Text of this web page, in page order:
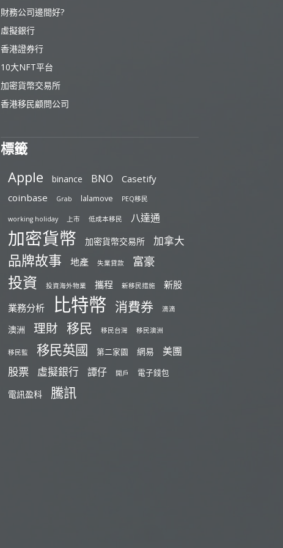
財務公司邊間好?
虛擬銀行
香港證券行
10大NFT平台
加密貨幣交易所
香港移民顧問公司
標籤
Apple binance BNO
Casetify
coinbase
Grab lalamove PEQ移民
working holiday 上市 低成本移民 八達通
加密貨幣 加密貨幣交易所 加拿大
品牌故事 地產 失業貸款 富豪
投資 投資海外物業 攜程 新移民措施
新股
業務分析
比特幣 消費券 滴滴
澳洲 理財 移民 移民台灣 移民澳洲
移民監 移民英國 第二家園 網易 美團
股票 虛擬銀行 譚仔 開戶 電子錢包
電訊盈科 騰訊